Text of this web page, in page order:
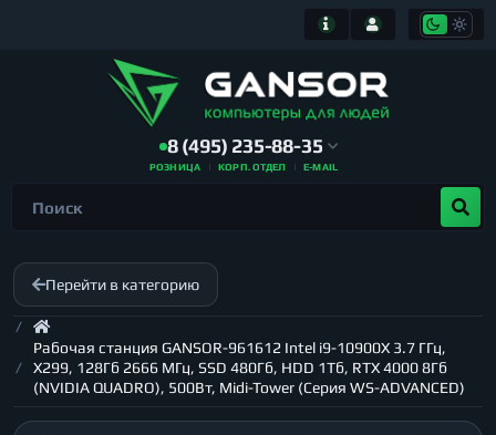
8 (495) 235-88-35
РОЗНИЦА КОРП. ОТДЕЛ E-MAIL
Перейти в категорию
Рабочая станция GANSOR-961612 Intel i9-10900X 3.7 ГГц,
X299, 128Гб 2666 МГц, SSD 480Гб, HDD 1Тб, RTX 4000 8Гб
(NVIDIA QUADRO), 500Вт, Midi-Tower (Серия WS-ADVANCED)